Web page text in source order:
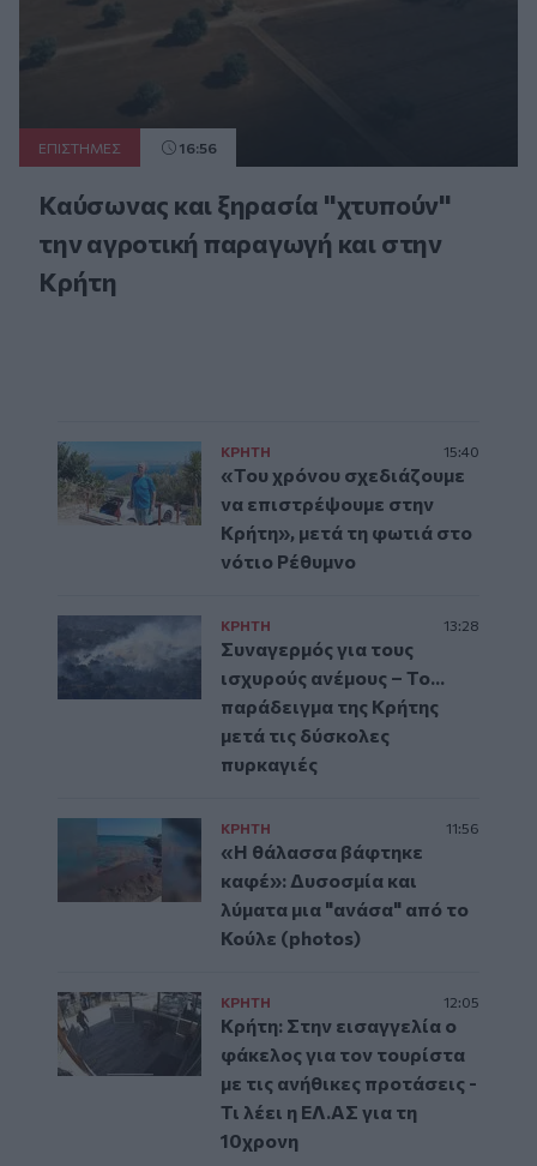
ΕΠΙΣΤΗΜΕΣ 16:56
Καύσωνας και ξηρασία "χτυπούν"
την αγροτική παραγωγή και στην
Κρήτη
ΚΡΗΤΗ 15:40
«Του χρόνου σχεδιάζουμε
να επιστρέψουμε στην
Κρήτη», μετά τη φωτιά στο
νότιο Ρέθυμνο
ΚΡΗΤΗ 13:28
Συναγερμός για τους
ισχυρούς ανέμους – Το...
παράδειγμα της Κρήτης
μετά τις δύσκολες
πυρκαγιές
ΚΡΗΤΗ 11:56
«Η θάλασσα βάφτηκε
καφέ»: Δυσοσμία και
λύματα μια "ανάσα" από το
Κούλε (photos)
ΚΡΗΤΗ 12:05
Κρήτη: Στην εισαγγελία ο
φάκελος για τον τουρίστα
με τις ανήθικες προτάσεις -
Τι λέει η ΕΛ.ΑΣ για τη
10χρονη